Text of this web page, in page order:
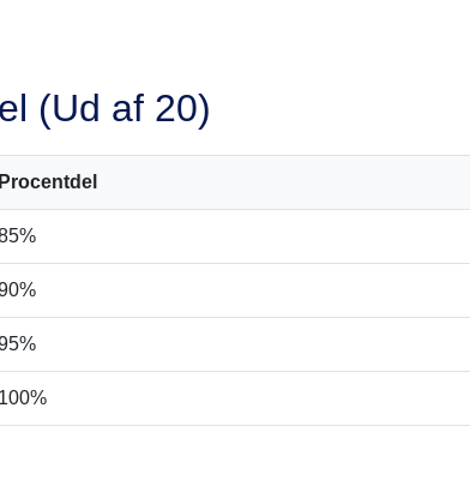
(Ud af 20)
Procentdel
100%